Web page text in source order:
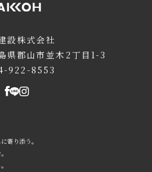
設株式会社
県郡山市並木2丁目1-3
922-8553
寄り添う。